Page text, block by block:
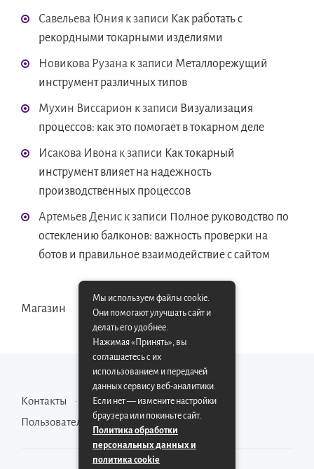
Савельева Юния к записи Как работать с
рекордными токарными изделиями
Новикова Рузана к записи Металлорежущий
инструмент различных типов
Мухин Виссарион к записи Визуализация
процессов: как это помогает в токарном деле
Исакова Ивона к записи Как токарный
инструмент влияет на надежность
производственных процессов
Артемьев Денис к записи Полное руководство по
остеклению балконов: важность проверки на
ботов и правильное взаимодействие с сайтом
Магазин
Контакты
Карта сайта
Пользовательское соглашение
Мы используем файлы cookie.
Они помогают улучшать сайт и
делать его удобнее.
Нажимая «Принять», вы
соглашаетесь с их
использованием и передачей
данных сервису веб-аналитики.
Если нет — измените настройки
браузера или покиньте сайт.
Политика обработки
персональных данных и
политика cookie